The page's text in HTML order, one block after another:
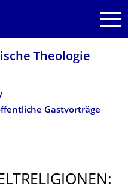
Theologie
Gastvorträge